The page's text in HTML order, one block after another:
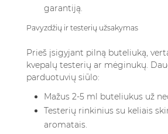
garantiją.
Pavyzdžių ir testerių užsakymas
Prieš įsigyjant pilną buteliuką,
kvepalų testerių ar mėginukų.
parduotuvių siūlo:
Mažus 2-5 ml buteliukus už
Testerių rinkinius su keliais
aromatais.